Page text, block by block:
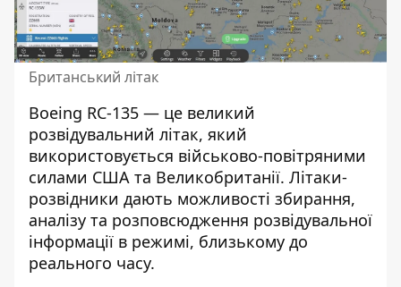
Британський літак
Boeing RC-135 — це великий
розвідувальний літак, який
використовується військово-повітряними
силами США та Великобританії. Літаки-
розвідники дають можливості збирання,
аналізу та розповсюдження розвідувальної
інформації в режимі, близькому до
реального часу.